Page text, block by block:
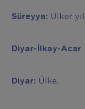
Süreyya: Ülker
Diyar-İlkay-Acar
Diyar: Ülke.